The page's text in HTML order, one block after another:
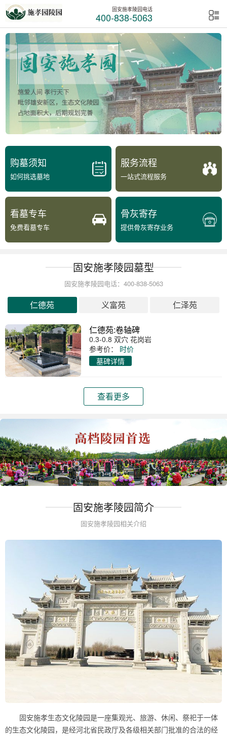
固安施孝陵园电话
400-838-5063
购墓须知
如何挑选墓地
服务流程
一站式流程服务
看墓专车
免费看墓专车
骨灰寄存
提供骨灰寄存业务
固安施孝陵园墓型
固安施孝陵园电话：400-838-5063
仁德苑 义富苑 仁泽苑
仁德苑:卷轴碑
0.3-0.8 双穴 花岗岩
参考价：
时价
墓碑详情
查看更多
固安施孝陵园简介
固安施孝陵园相关介绍
固安施孝生态文化陵园是一座集观光、旅游、休闲、祭祀于一体
的生态文化陵园，是经河北省民政厅及各级相关部门批准的合法的经